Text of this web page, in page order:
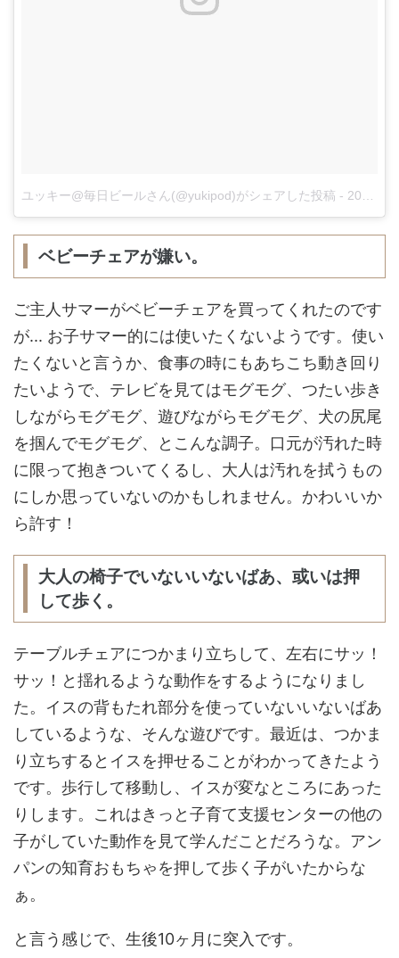
ユッキー@毎日ビールさん(@yukipod)がシェアした投稿 - 2017 10月 30 3:17午前 PDT
ベビーチェアが嫌い。
ご主人サマーがベビーチェアを買ってくれたのです
が... お子サマー的には使いたくないようです。使い
たくないと言うか、食事の時にもあちこち動き回り
たいようで、テレビを見てはモグモグ、つたい歩き
しながらモグモグ、遊びながらモグモグ、犬の尻尾
を掴んでモグモグ、とこんな調子。口元が汚れた時
に限って抱きついてくるし、大人は汚れを拭うもの
にしか思っていないのかもしれません。かわいいか
ら許す！
大人の椅子でいないいないばあ、或いは押
して歩く。
テーブルチェアにつかまり立ちして、左右にサッ！
サッ！と揺れるような動作をするようになりまし
た。イスの背もたれ部分を使っていないいないばあ
しているような、そんな遊びです。最近は、つかま
り立ちするとイスを押せることがわかってきたよう
です。歩行して移動し、イスが変なところにあった
りします。これはきっと子育て支援センターの他の
子がしていた動作を見て学んだことだろうな。アン
パンの知育おもちゃを押して歩く子がいたからな
ぁ。
と言う感じで、生後10ヶ月に突入です。